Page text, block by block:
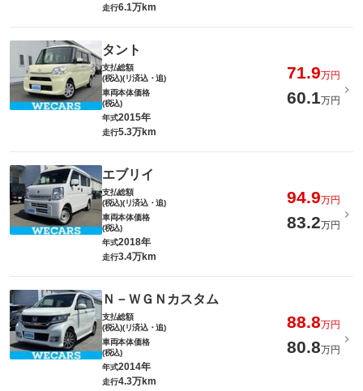
走行6.1万km
タント
支払総額
(税込)(リ済込・追)
71.9万円
車両本体価格
(税込)
60.1万円
年式2015年
走行5.3万km
エブリイ
支払総額
(税込)(リ済込・追)
94.9万円
車両本体価格
(税込)
83.2万円
年式2018年
走行3.4万km
Ｎ－ＷＧＮカスタム
支払総額
(税込)(リ済込・追)
88.8万円
車両本体価格
(税込)
80.8万円
年式2014年
走行4.3万km